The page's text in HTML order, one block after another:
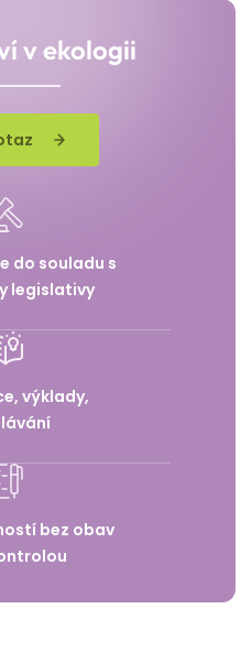
v ekologii
do souladu s
legislativy
výklady,
bez obav